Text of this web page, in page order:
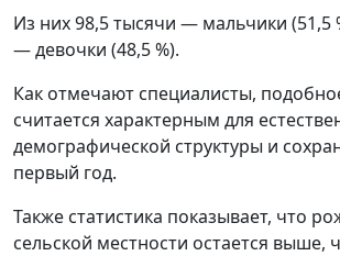
Из них 98,5 тысячи — мальчики (51,5
— девочки (48,5 %).
Как отмечают специалисты,
считается характерным для
демографической структуры и
первый год.
Также статистика показывает, что
сельской местности остается выше,